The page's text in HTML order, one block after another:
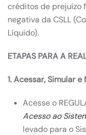
créditos de prejuízo
negativa da CSLL
Líquido).
ETAPAS PARA A
1. Acessar, Simular e
Acesse o
Acesso ao
levado para o